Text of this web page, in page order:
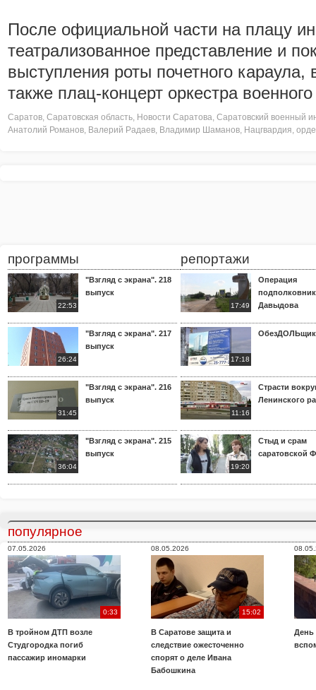
После официальной части на плацу
театрализованное представление и
выступления роты почетного караула,
также плац-концерт оркестра военного
Саратов, Саратовская область, Новости Саратова, Саратовский военный
Анатолий Романов, Валерий Радаев, Владимир Шаманов, Нацгвардия,
программы
22:53
"Взгляд с экрана". 218
выпуск
26:24
"Взгляд с экрана". 217
выпуск
31:45
"Взгляд с экрана". 216
выпуск
36:04
"Взгляд с экрана". 215
выпуск
репортажи
17:49
Операция
Давыдова
17:18
11:16
Страсти
Ленинского
19:20
Стыд и срам
саратовской
популярное
07.05.2026
0:33
В тройном ДТП возле
Студгородка погиб
пассажир иномарки
08.05.2026
15:02
В Саратове защита и
следствие ожесточенно
спорят о деле Ивана
Бабошкина
День